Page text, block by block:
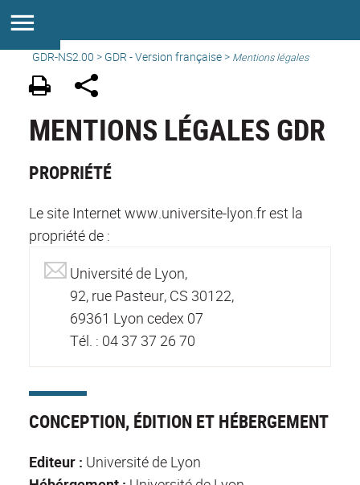
GDR-NS2.00 > GDR - Version française> Mentions légales
MENTIONS LÉGALES GDR
PROPRIÉTÉ
Le site Internet www.universite-lyon.fr est la
propriété de :
Université de Lyon,
92, rue Pasteur, CS 30122,
69361 Lyon cedex 07
Tél. : 04 37 37 26 70
CONCEPTION, ÉDITION ET HÉBERGEMENT
Editeur : Université de Lyon